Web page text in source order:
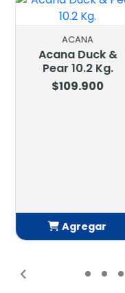
ACANA
Acana Wild
Atlantic Dog 11.35
Kg.
Agregar